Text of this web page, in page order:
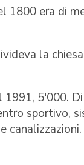
1800 era di
la
5'000.
sportivo,
canalizzazioni.